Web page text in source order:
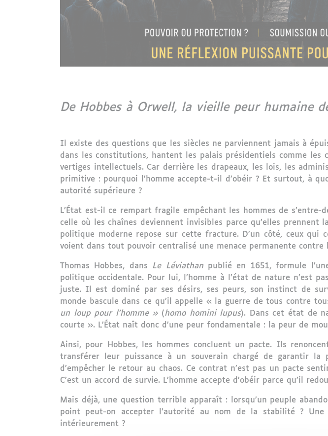
De Hobbes à Orwell, la vieille peur humaine
Il existe des questions que les siècles ne parviennent jamais à
dans les constitutions, hantent les palais présidentiels comme les
vertiges intellectuels. Car derrière les drapeaux, les lois, les
primitive : pourquoi l’homme accepte-t-il d’obéir ? Et surtout, à
autorité supérieure ?
L’État est-il ce rempart fragile empêchant les hommes de
celle où les chaînes deviennent invisibles parce qu’elles
politique moderne repose sur cette fracture. D’un côté, ceux qui
voient dans tout pouvoir centralisé une menace permanente contre
Thomas Hobbes, dans Le Léviathanpublié en 1651, formule
politique occidentale. Pour lui, l’homme à l’état de nature n’est
juste. Il est dominé par ses désirs, ses peurs, son instinct de
monde bascule dans ce qu’il appelle « la guerre de tous contre
un loup pour l’homme »(homo homini lupus). Dans cet état de
courte ». L’État naît donc d’une peur fondamentale : la peur de
Ainsi, pour Hobbes, les hommes concluent un pacte. Ils
transférer leur puissance à un souverain chargé de garantir
d’empêcher le retour au chaos. Ce contrat n’est pas un pacte
C’est un accord de survie. L’homme accepte d’obéir parce qu’il
Mais déjà, une question terrible apparaît : lorsqu’un peuple
point peut-on accepter l’autorité au nom de la stabilité ?
intérieurement ?